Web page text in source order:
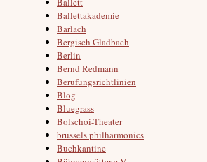
Ballettakademie
Barlach
Bergisch Gladbach
Berlin
Bernd Redmann
Berufungsrichtlinien
Blog
Bluegrass
Bolschoi-Theater
brussels philharmonics
Buchkantine